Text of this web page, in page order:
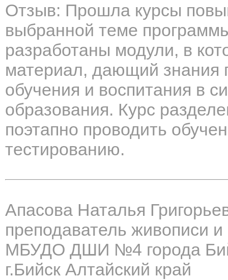
Отзыв: Прошла курсы
выбранной теме
разработаны модули, в
материал, дающий знания
обучения и воспитания в
образования. Курс
поэтапно проводить
тестированию.
Апасова Наталья
преподаватель живописи и
МБУДО ДШИ №4 города
г.Бийск Алтайский край